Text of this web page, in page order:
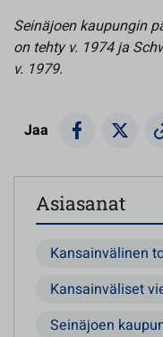
Seinäjoen kaupungin
on tehty v. 1974 ja
v. 1979.
Jaa
Asiasanat
Kansainvälinen
Kansainväliset
Seinäjoen